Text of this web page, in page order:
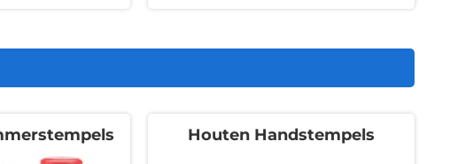
Houten Handstempels